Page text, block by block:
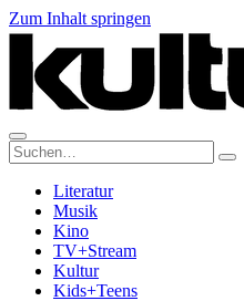
Zum Inhalt springen
Suche:
Literatur
Musik
Kino
TV+Stream
Kultur
Kids+Teens